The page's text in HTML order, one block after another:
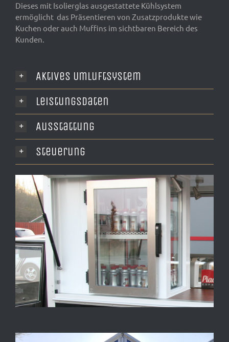
Dieses mit Isolierglas ausgestattete Kühlsystem
ermöglicht das Präsentieren von Zusatzprodukte wie
Kuchen oder auch Muffins im sichtbaren Bereich des
Kunden.
Aktives Umluftsystem
Leistungsdaten
Ausstattung
Steuerung